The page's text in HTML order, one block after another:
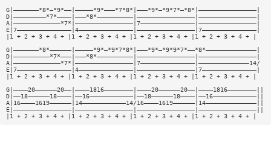
G|———————*8*—*9*——|—————*9*———*7*8*|———*9*—*9*7*—*8*|————————————————|
D|—————————*7*————|———*8*——————————|————————————————|————————————————|
A|—————————————*7*|————————————————|7———————————————|————————————————|
E|7———————————————|4———————————————|————————————————|7———————————————|
|1 + 2 + 3 + 4 + |1 + 2 + 3 + 4 + |1 + 2 + 3 + 4 + |1 + 2 + 3 + 4 + |
G|———————*8*——————|—————*9*—*9*7*8*|———*9*—*9*9*7*——*8*——————————————|
D|——————————*7*———|———*8*——————————|————————————————|————————————————|
A|—————————————*7*|————————————————|7———————————————|——————————————14/
E|7———————————————|4———————————————|————————————————|7———————————————|
|1 + 2 + 3 + 4 + |1 + 2 + 3 + 4 + |1 + 2 + 3 + 4 + |1 + 2 + 3 + 4 + |
G|————20——————20——|————1816————————|————20——————20——|————1816————————||
D|——18——————18————|——16————————————|——18——————18————|——16————————————||
A|16————1619——————|14————————————14/16————1619——————|14——————————————||
E|————————————————|————————————————|————————————————|————————————————||
|1 + 2 + 3 + 4 + |1 + 2 + 3 + 4 + |1 + 2 + 3 + 4 + |1 + 2 + 3 + 4 + |